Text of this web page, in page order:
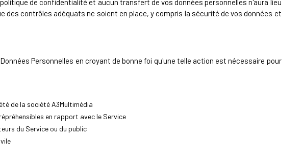
de confidentialité et aucun transfert de vos données personnelles n'aura lieu
des contrôles adéquats ne soient en place, y compris la sécurité de vos données et
Personnelles en croyant de bonne foi qu'une telle action est nécessaire pour
de la société A3Multimédia
en rapport avec le Service
du Service ou du public